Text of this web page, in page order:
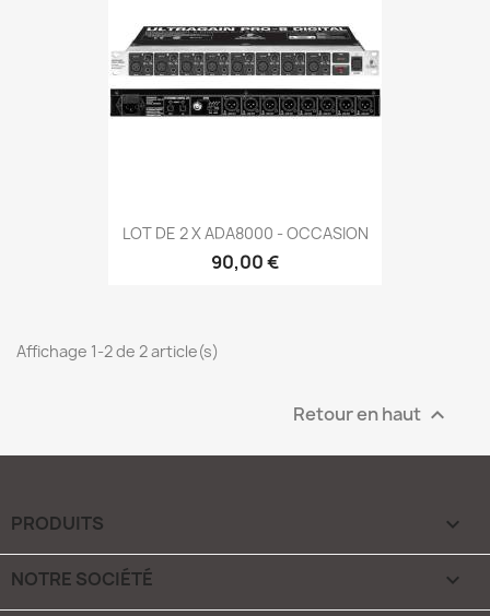
LOT DE 2 X ADA8000 - OCCASION
90,00 €
Affichage 1-2 de 2 article(s)
Retour en haut 
PRODUITS 
NOTRE SOCIÉTÉ 